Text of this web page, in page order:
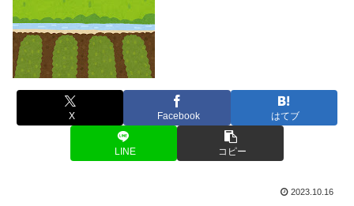
X Facebook はてブ
LINE コピー
2023.10.16